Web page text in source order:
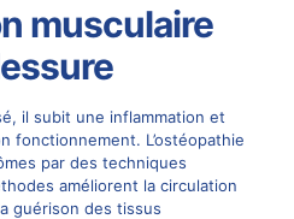
musculaire
il subit une inflammation et
fonctionnement. L’ostéopathie
par des techniques
améliorent la circulation
guérison des tissus